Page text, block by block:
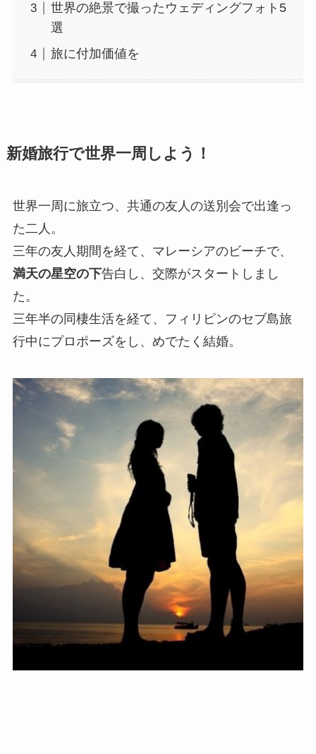
世界の絶景で撮ったウェディングフォト5
選​
旅に付加価値を
新婚旅行で世界一周しよう！
世界一周に旅立つ、共通の友人の送別会で出逢っ
た二人。
三年の友人期間を経て、マレーシアのビーチで、
満天の星空の下告白し、交際がスタートしまし
た。
三年半の同棲生活を経て、フィリピンのセブ島旅
行中にプロポーズをし、めでたく結婚。